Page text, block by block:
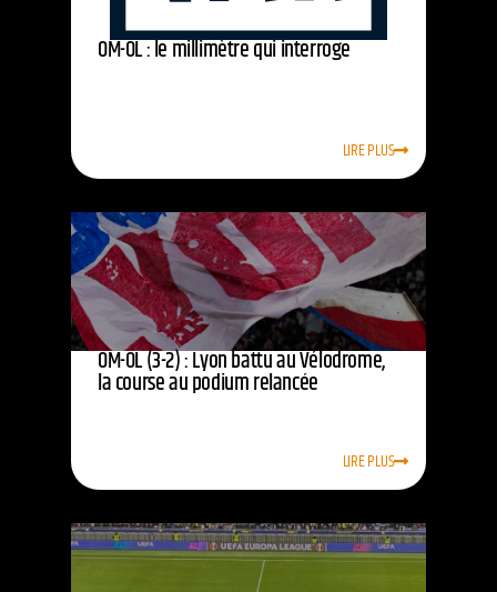
OM-OL : le millimètre qui interroge
LIRE PLUS
OM-OL (3-2) : Lyon battu au Vélodrome,
la course au podium relancée
LIRE PLUS